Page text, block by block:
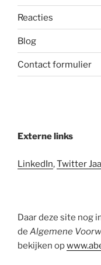
Reacties
Blog
Contact formulier
Externe links
LinkedIn,Twitter
Daar deze site nog
de Algemene
bekijken op